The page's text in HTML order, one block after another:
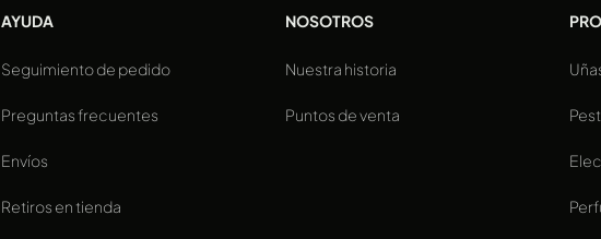
AYUDA
Seguimiento de pedido
Preguntas frecuentes
Envíos
Retiros en tienda
NOSOTROS
Nuestra historia
Puntos de venta